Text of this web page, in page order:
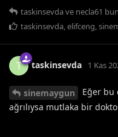
taskinsevdave necla61
taskinsevda,elifceng,
T taskinsevda 1 Kas
sinemaygun
Eğer bu
ağrılıysa mutlaka bir